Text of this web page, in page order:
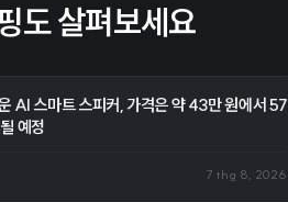
도 살펴보세요
AI 스마트 스피커, 가격은 약 43만 원에서 57
예정
7 thg 8, 2026